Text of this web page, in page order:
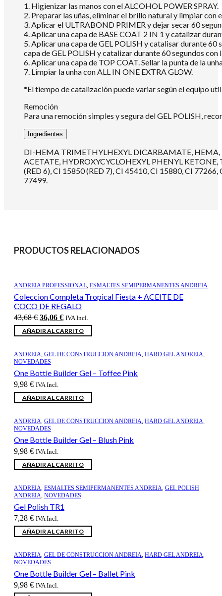
1. Higienizar las manos con el ALCOHOL POWER SPRAY.
2. Preparar las uñas, eliminar el brillo natural y limpiar con
3. Aplicar el ULTRABOND PRIMER y dejar secar 60
4. Aplicar una capa de BASE COAT 2 IN 1 y catalizar
5. Aplicar una capa de GEL POLISH y catalisar durante
capa de GEL POLISH y catalizar durante 60 segundos
6. Aplicar una capa de TOP COAT. Sellar la punta de la
7. Limpiar la unha con ALL IN ONE EXTRA GLOW.
*El tiempo de catalización puede variar según el equipo
Remoción
Para una remoción simples y segura del GEL POLISH,
Ingredientes
DI-HEMA TRIMETHYLHEXYL DICARBAMATE, HEMA,
ACETATE, HYDROXYCYCLOHEXYL PHENYL
(RED 6), CI 15850 (RED 7), CI 45410, CI 15880, CI
77499.
PRODUCTOS RELACIONADOS
ANDREIA PROFESSIONAL, ESMALTES SEMIPERMANENTES ANDREIA
Coleccion Completa Tropical Fiesta + ACEITE DE
COCO DE REGALO
43,68€ El
precio
original
43,68 €.
36,06 €El
precio
actual
36,06 €.
IVA Incl.
AÑADIR AL CARRITO
ANDREIA, GEL DE CONSTRUCCION ANDREIA, HARD GEL ANDREIA,
NOVEDADES
One Bottle Builder Gel – Toffee Pink
9,98 € IVA Incl.
AÑADIR AL CARRITO
ANDREIA, GEL DE CONSTRUCCION ANDREIA, HARD GEL ANDREIA,
NOVEDADES
One Bottle Builder Gel – Blush Pink
9,98 € IVA Incl.
AÑADIR AL CARRITO
ANDREIA, ESMALTES SEMIPERMANENTES ANDREIA, GEL POLISH
ANDREIA, NOVEDADES
Gel Polish TR1
7,28 € IVA Incl.
AÑADIR AL CARRITO
ANDREIA, GEL DE CONSTRUCCION ANDREIA, HARD GEL ANDREIA,
NOVEDADES
One Bottle Builder Gel – Ballet Pink
9,98 € IVA Incl.